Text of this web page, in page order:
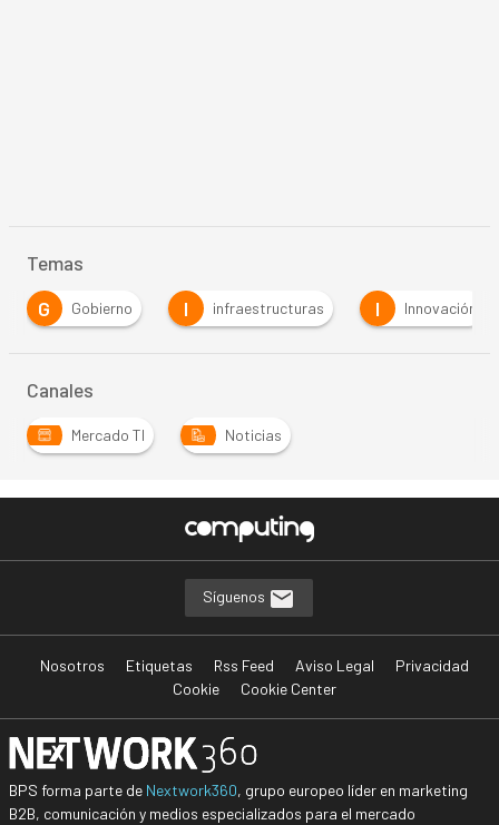
Temas
G
Gobierno I infraestructuras I Innovación
Canales
Mercado TI Noticias
Síguenos
Nosotros Etiquetas Rss Feed Aviso Legal
Privacidad
Cookie
Cookie Center
BPS forma parte de Nextwork360, grupo europeo líder en marketing
B2B, comunicación y medios especializados para el mercado